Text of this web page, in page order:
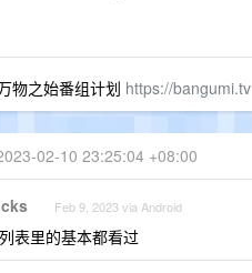
物之始番组计划 https://bangumi.tv
02-10 23:25:04 +08:00
Feb 9, 2023 via Android
表里的基本都看过